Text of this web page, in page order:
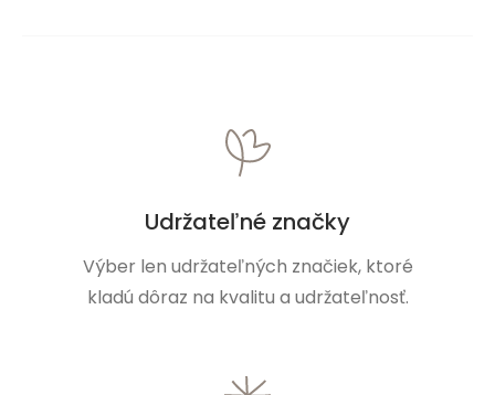
Udržateľné značky
Výber len udržateľných značiek, ktoré
kladú dôraz na kvalitu a udržateľnosť.